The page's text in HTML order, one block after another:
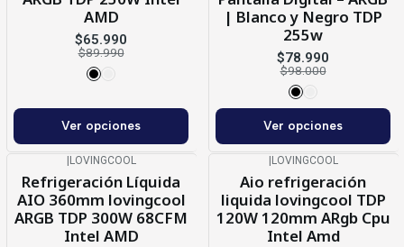
AMD
$65.990
$89.990
Ver opciones
| Blanco y Negro TDP
255w
$78.990
$98.000
Ver opciones
|LOVINGCOOL
Refrigeración Líquida
AIO 360mm lovingcool
ARGB TDP 300W 68CFM
Intel AMD
|LOVINGCOOL
Aio refrigeración
liquida lovingcool TDP
120W 120mm ARgb Cpu
Intel Amd